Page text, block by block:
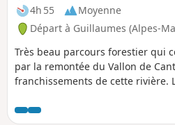
4h 55
Moyenne
Départ à Guillaumes (Alpes-
Très beau parcours forestier qui
par la remontée du Vallon de
franchissements de cette rivière.
comptent pas. Le passage sous